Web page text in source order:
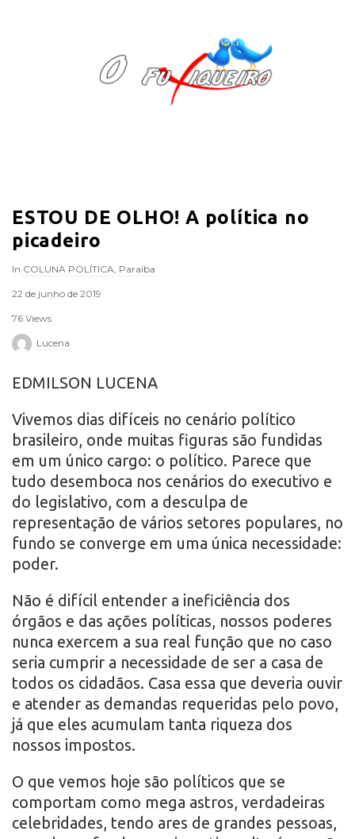
F
q
u
e
r
o
ESTOU DE OLHO! A política no
picadeiro
In COLUNA POLÍTICA, Paraíba
22 de junho de 2019
76 Views
Lucena
EDMILSON LUCENA
Vivemos dias difíceis no cenário político
brasileiro, onde muitas figuras são fundidas
em um único cargo: o político. Parece que
tudo desemboca nos cenários do executivo e
do legislativo, com a desculpa de
representação de vários setores populares, no
fundo se converge em uma única necessidade:
poder.
Não é difícil entender a ineficiência dos
órgãos e das ações políticas, nossos poderes
nunca exercem a sua real função que no caso
seria cumprir a necessidade de ser a casa de
todos os cidadãos. Casa essa que deveria ouvir
e atender as demandas requeridas pelo povo,
já que eles acumulam tanta riqueza dos
nossos impostos.
O que vemos hoje são políticos que se
comportam como mega astros, verdadeiras
celebridades, tendo ares de grandes pessoas,